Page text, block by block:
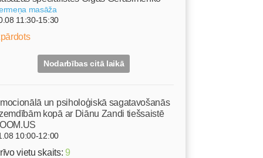
masāža
11:30-15:30
Nodarbības citā laikā
un psiholoģiskā sagatavošanās
kopā ar Diānu Zandi tiešsaistē
10:00-12:00
vietu skaits: 9